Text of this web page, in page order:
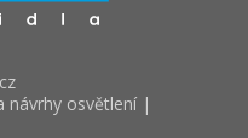
návrhy osvětlení |